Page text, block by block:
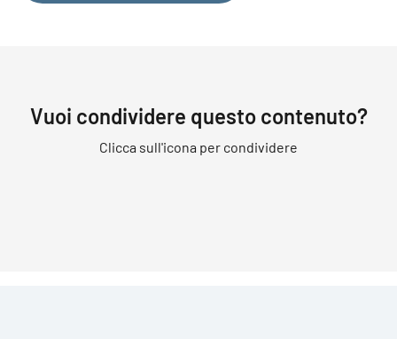
Vuoi condividere questo contenuto?
Clicca sull'icona per condividere